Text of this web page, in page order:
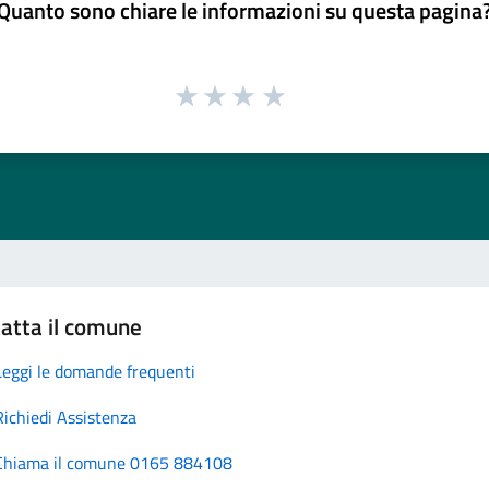
sono chiare le informazioni su questa
il comune
le domande frequenti
Assistenza
il comune 0165 884108